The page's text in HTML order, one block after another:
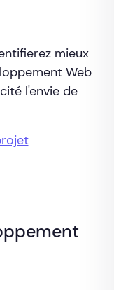
mieux
Web
l'envie de